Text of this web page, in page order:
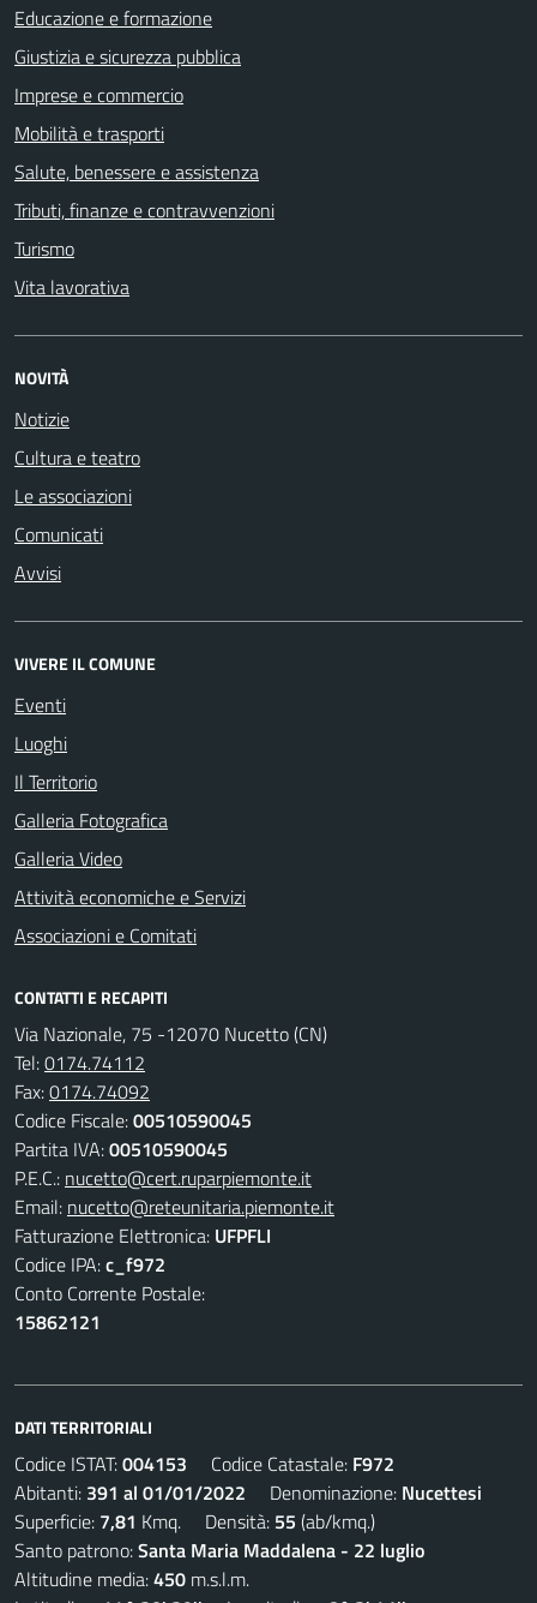
Educazione e formazione
Giustizia e sicurezza pubblica
Imprese e commercio
Mobilità e trasporti
Salute, benessere e assistenza
Tributi, finanze e contravvenzioni
Turismo
Vita lavorativa
NOVITÀ
Notizie
Cultura e teatro
Le associazioni
Comunicati
Avvisi
VIVERE IL COMUNE
Eventi
Luoghi
Il Territorio
Galleria Fotografica
Galleria Video
Attività economiche e Servizi
Associazioni e Comitati
CONTATTI E RECAPITI
Via Nazionale, 75 -12070 Nucetto (CN)
Tel:0174.74112
Fax:0174.74092
Codice Fiscale:00510590045
Partita IVA:00510590045
P.E.C.: nucetto@cert.ruparpiemonte.it
Email: nucetto@reteunitaria.piemonte.it
Fatturazione Elettronica: UFPFLI
Codice IPA:c_f972
Conto Corrente Postale:
15862121
DATI TERRITORIALI
Codice ISTAT:004153 Codice Catastale: F972
Abitanti: 391 al 01/01/2022 Denominazione: Nucettesi
Superficie: 7,81 Kmq. Densità: 55 (ab/kmq.)
Santo patrono:Santa Maria Maddalena - 22 luglio
Altitudine media:450 m.s.l.m.